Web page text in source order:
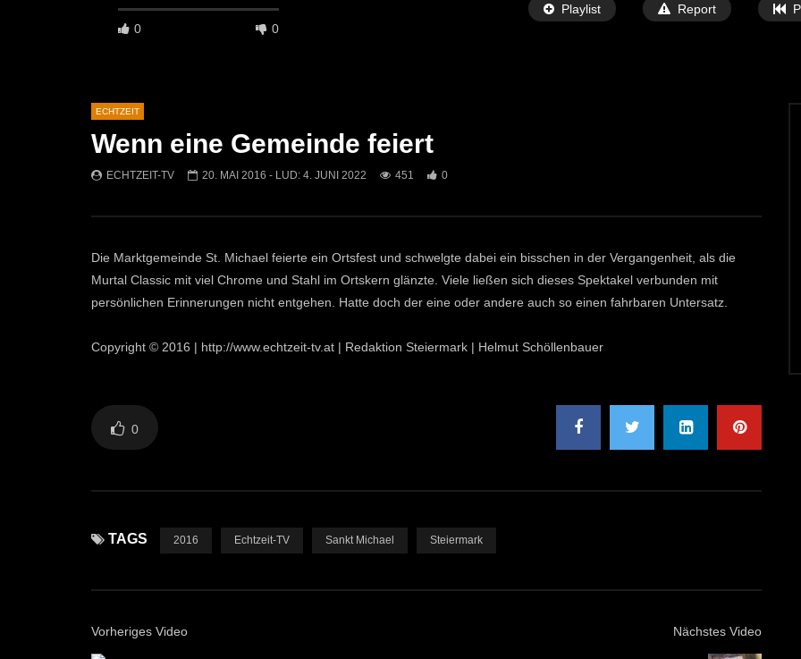
0 0
Playlist Report
Später Ansehen
07:46 07:02
ECHTZEIT
Wenn eine Gemeinde feiert
ECHTZEIT-TV 20. MAI 2016 - LUD: 4. JUNI 2022 451 0
Die Marktgemeinde St. Michael feierte ein Ortsfest und schwelgte dabei ein bisschen in der Vergangenheit, als die
Murtal Classic mit viel Chrome und Stahl im Ortskern glänzte. Viele ließen sich dieses Spektakel verbunden mit
persönlichen Erinnerungen nicht entgehen. Hatte doch der eine oder andere auch so einen fahrbaren Untersatz.
Copyright © 2016 | http://www.echtzeit-tv.at | Redaktion Steiermark | Helmut Schöllenbauer
0
TAGS 2016 Echtzeit-TV Sankt Michael Steiermark
Vorheriges Video Nächstes Video